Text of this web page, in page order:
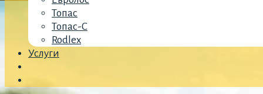
Топас
Топас-С
Rodlex
Услуги